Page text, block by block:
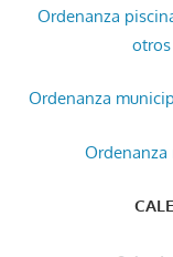
Ordenanza
otros
Ordenanza
Ordenanza